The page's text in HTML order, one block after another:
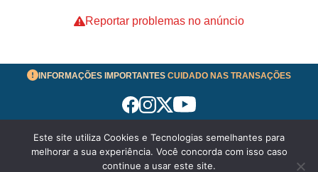
Reportar problemas no anúncio
INFORMAÇÕES IMPORTANTES CUIDADO NAS TRANSAÇÕES
Termos de Uso
© 2026 aeronavesavenda.com | Todos os Direitos
Este site utiliza Cookies e Tecnologias semelhantes para
melhorar a sua experiência. Você concorda com isso caso
continue a usar este site.